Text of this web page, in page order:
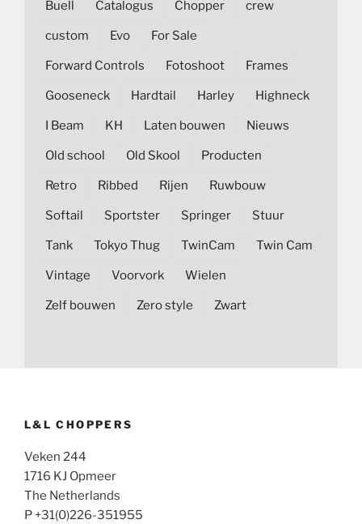
Buell Catalogus Chopper crew
custom Evo For Sale
Forward Controls Fotoshoot Frames
Gooseneck Hardtail Harley Highneck
I Beam KH Laten bouwen Nieuws
Old school Old Skool Producten
Retro Ribbed Rijen Ruwbouw
Softail Sportster Springer Stuur
Tank Tokyo Thug TwinCam Twin Cam
Vintage Voorvork Wielen
Zelf bouwen Zero style Zwart
L&L CHOPPERS
Veken 244
1716 KJ Opmeer
The Netherlands
P +31(0)226-351955